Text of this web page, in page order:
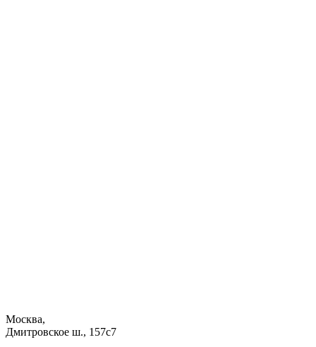
Москва,
Дмитровское ш., 157с7